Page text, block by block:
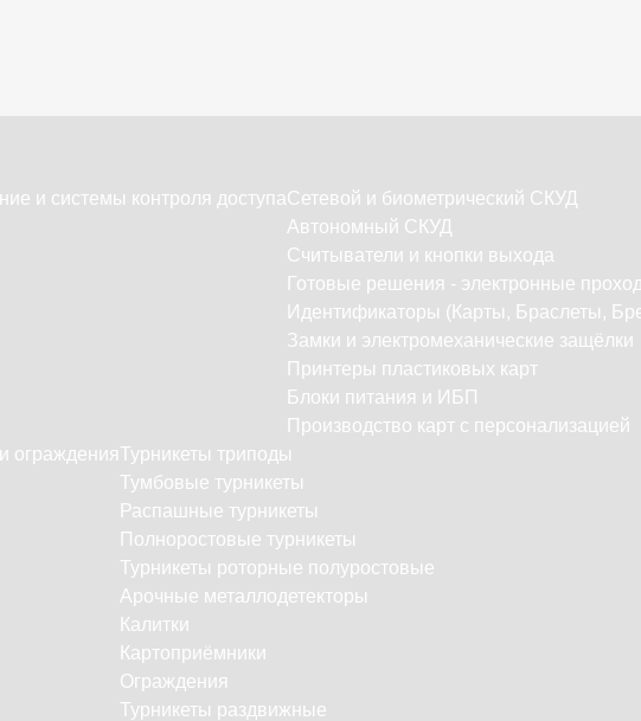
и системы контроля доступаСетевой и биометрический СКУД
Автономный СКУД
Считыватели и кнопки выхода
Готовые решения - электронные
Идентификаторы (Карты, Браслеты,
Замки и электромеханические защёлки
Принтеры пластиковых карт
Блоки питания и ИБП
Производство карт с персонализацией
огражденияТурникеты триподы
Тумбовые турникеты
Распашные турникеты
Полноростовые турникеты
Турникеты роторные полуростовые
Арочные металлодетекторы
Калитки
Картоприёмники
Ограждения
Турникеты раздвижные